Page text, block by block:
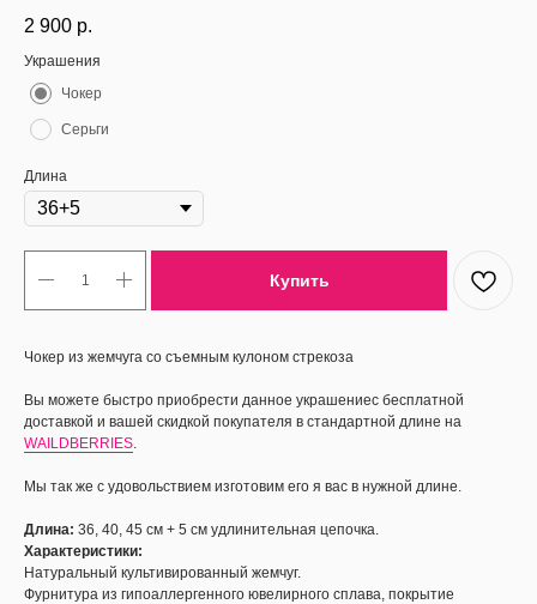
2 900 р.
Украшения
Чокер
Cерьги
Длина
Купить
Чокер из жемчуга со съемным кулоном стрекоза
Вы можете быстро приобрести данное украшениес бесплатной
доставкой и вашей скидкой покупателя в стандартной длине на
WAILDBERRIES.
Мы так же с удовольствием изготовим его я вас в нужной длине.
Длина: 36, 40, 45 см + 5 см удлинительная цепочка.
Характеристики:
Натуральный культивированный жемчуг.
Фурнитура из гипоаллергенного ювелирного сплава, покрытие